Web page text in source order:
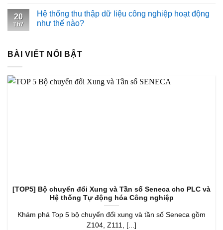
20
Th7
Hệ thống thu thập dữ liệu công nghiệp hoạt động
như thế nào?
BÀI VIẾT NỔI BẬT
[TOP5] Bộ chuyển đổi Xung và Tần số Seneca cho PLC và
Hệ thống Tự động hóa Công nghiệp
Khám phá Top 5 bộ chuyển đổi xung và tần số Seneca gồm
Z104, Z111, [...]